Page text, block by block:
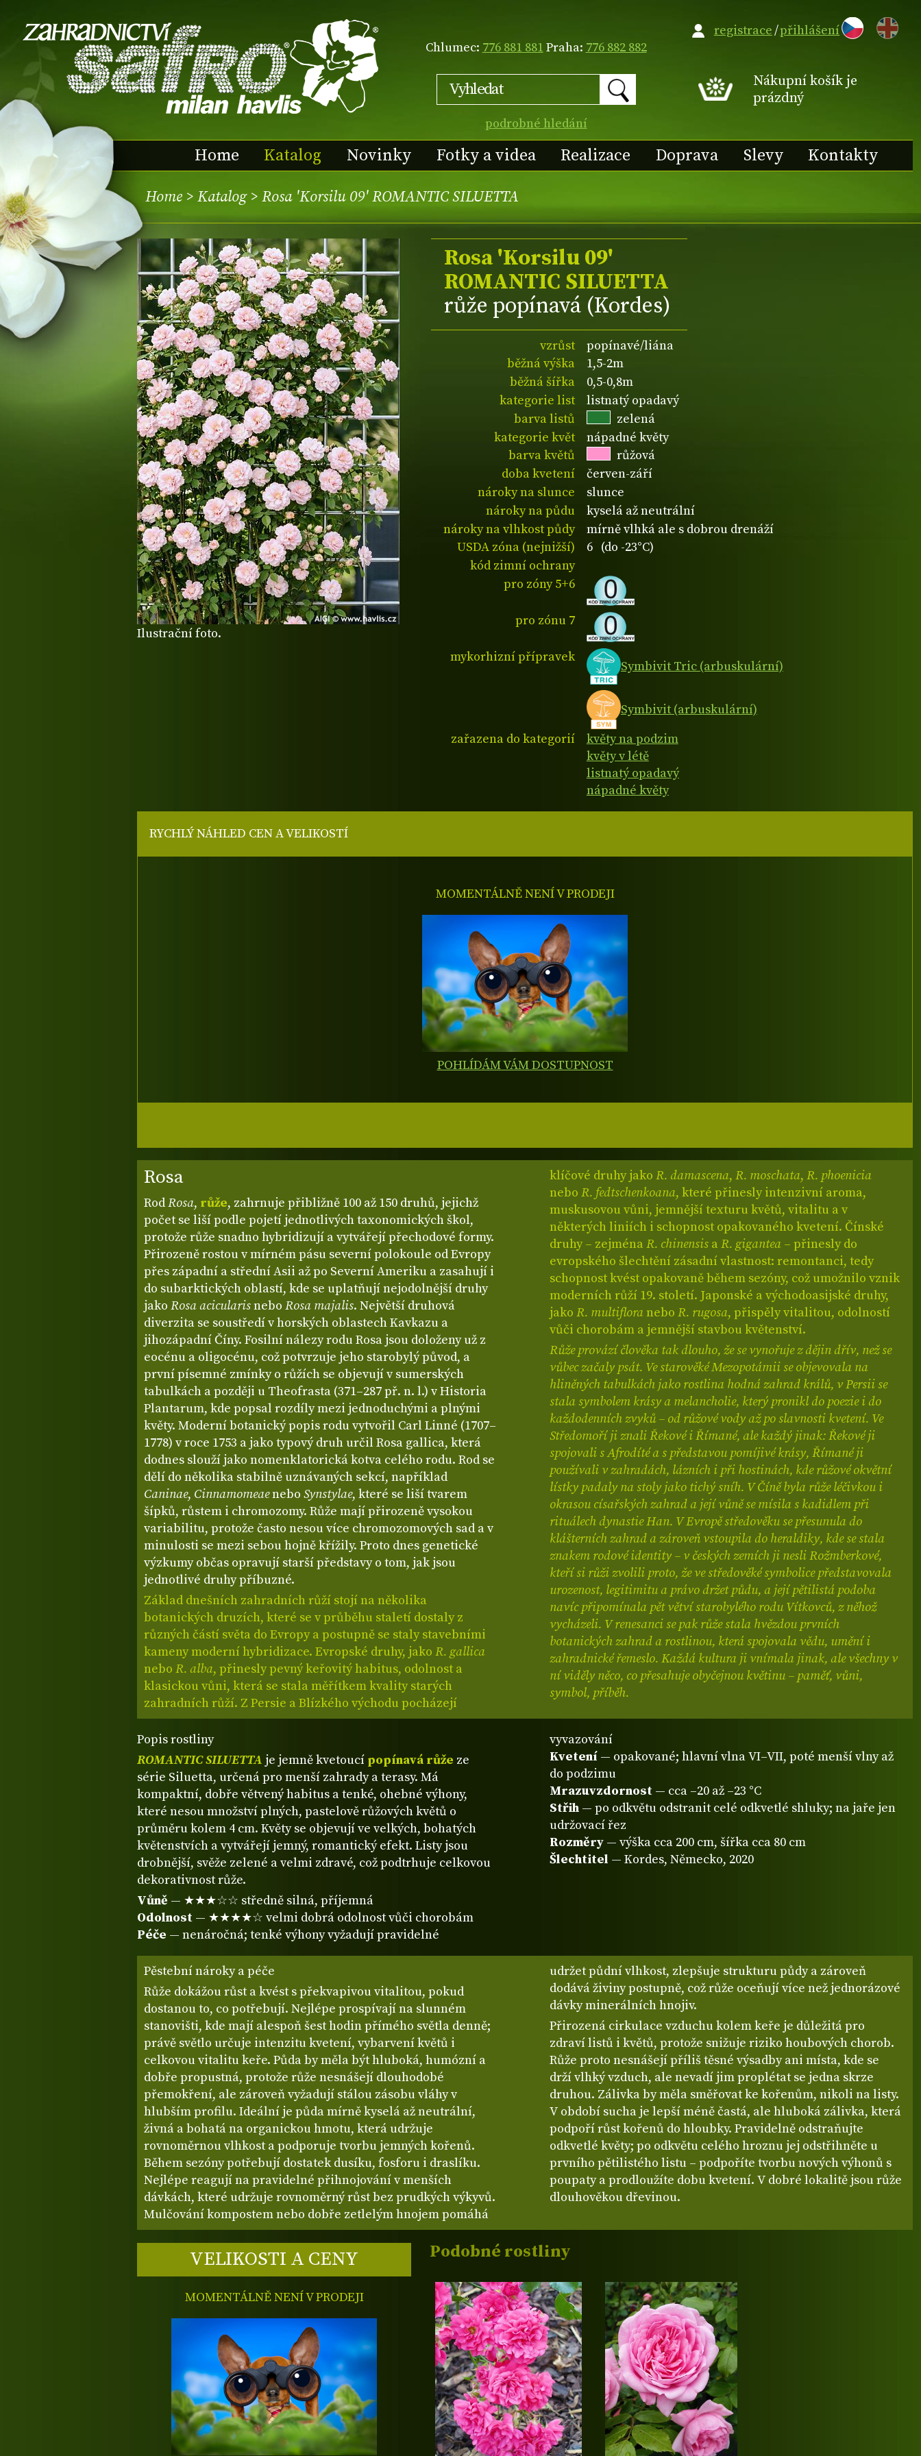
Chlumec: 776 881 881Praha: 776 882 882
podrobné hledání
EN
Nákupní košík je
prázdný
Home Katalog Novinky Fotky a videa Realizace Doprava Slevy Kontakty
registrace/přihlášení
Home > Katalog> Rosa 'Korsilu 09' ROMANTIC SILUETTA
Ilustrační foto.
Rosa 'Korsilu 09'
ROMANTIC SILUETTA
růže popínavá (Kordes)
vzrůst
popínavé/liána
běžná výška
1,5-2m
běžná šířka
0,5-0,8m
kategorie list
listnatý opadavý
barva listů
zelená
kategorie květ
nápadné květy
barva květů
růžová
doba kvetení
červen-září
nároky na slunce
slunce
nároky na půdu
kyselá až neutrální
nároky na vlhkost půdy
mírně vlhká ale s dobrou drenáží
USDA zóna (nejnižší)
6 (do -23°C)
kód zimní ochrany
pro zóny 5+6
pro zónu 7
mykorhizní přípravek
Symbivit Tric (arbuskulární)
Symbivit (arbuskulární)
zařazena do kategorií
květy na podzim
květy v létě
listnatý opadavý
nápadné květy
Rosa
RodRosa, růže, zahrnuje přibližně 100 až 150 druhů, jejichž
počet se liší podle pojetí jednotlivých taxonomických škol,
protože růže snadno hybridizují a vytvářejí přechodové formy.
Přirozeně rostou v mírném pásu severní polokoule od Evropy
přes západní a střední Asii až po Severní Ameriku a zasahují i
do subarktických oblastí, kde se uplatňují nejodolnější druhy
jako Rosa acicularisnebo Rosa majalis. Největší druhová
diverzita se soustředí v horských oblastech Kavkazu a
jihozápadní Číny. Fosilní nálezy rodu Rosa jsou doloženy už z
eocénu a oligocénu, což potvrzuje jeho starobylý původ, a
první písemné zmínky o růžích se objevují v sumerských
tabulkách a později u Theofrasta (371–287 př. n. l.) v Historia
Plantarum, kde popsal rozdíly mezi jednoduchými a plnými
květy. Moderní botanický popis rodu vytvořil Carl Linné (1707–
1778) v roce 1753 a jako typový druh určil Rosa gallica, která
dodnes slouží jako nomenklatorická kotva celého rodu. Rod se
dělí do několika stabilně uznávaných sekcí, například
Caninae, Cinnamomeaenebo Synstylae, které se liší tvarem
šípků, růstem i chromozomy. Růže mají přirozeně vysokou
variabilitu, protože často nesou více chromozomových sad a v
minulosti se mezi sebou hojně křížily. Proto dnes genetické
výzkumy občas opravují starší představy o tom, jak jsou
jednotlivé druhy příbuzné.
Základ dnešních zahradních růží stojí na několika
botanických druzích, které se v průběhu staletí dostaly z
různých částí světa do Evropy a postupně se staly stavebními
kameny moderní hybridizace. Evropské druhy, jako R. gallica
nebo R. alba, přinesly pevný keřovitý habitus, odolnost a
klasickou vůni, která se stala měřítkem kvality starých
zahradních růží. Z Persie a Blízkého východu pocházejí
klíčové druhy jakoR. damascena,R. moschata,R. phoenicia
neboR. fedtschenkoana, které přinesly intenzivní aroma,
muskusovou vůni, jemnější texturu květů, vitalitu a v
některých liniích i schopnost opakovaného kvetení. Čínské
druhy – zejménaR. chinensis aR. gigantea – přinesly do
evropského šlechtění zásadní vlastnost: remontanci, tedy
schopnost kvést opakovaně během sezóny, což umožnilo vznik
moderních růží 19. století. Japonské a východoasijské druhy,
jakoR. multifloraneboR. rugosa, přispěly vitalitou, odolností
vůči chorobám a jemnější stavbou květenství.
Růže provází člověka tak dlouho, že se vynořuje z dějin dřív, než se
vůbec začaly psát. Ve starověké Mezopotámii se objevovala na
hliněných tabulkách jako rostlina hodná zahrad králů, v Persii se
stala symbolem krásy a melancholie, který pronikl do poezie i do
každodenních zvyků – od růžové vody až po slavnosti kvetení. Ve
Středomoří ji znali Řekové i Římané, ale každý jinak: Řekové ji
spojovali s Afrodíté a s představou pomíjivé krásy, Římané ji
používali v zahradách, lázních i při hostinách, kde růžové okvětní
lístky padaly na stoly jako tichý sníh. V Číně byla růže léčivkou i
okrasou císařských zahrad a její vůně se mísila s kadidlem při
rituálech dynastie Han. V Evropě středověku se přesunula do
klášterních zahrad a zároveň vstoupila do heraldiky, kde se stala
znakem rodové identity – v českých zemích ji nesli Rožmberkové,
kteří si růži zvolili proto, že ve středověké symbolice představovala
urozenost, legitimitu a právo držet půdu, a její pětilistá podoba
navíc připomínala pět větví starobylého rodu Vítkovců, z něhož
vycházeli. V renesanci se pak růže stala hvězdou prvních
botanických zahrad a rostlinou, která spojovala vědu, umění i
zahradnické řemeslo. Každá kultura ji vnímala jinak, ale všechny v
ní viděly něco, co přesahuje obyčejnou květinu – paměť, vůni,
symbol, příběh.
Popis rostliny
ROMANTIC SILUETTA je jemně kvetoucí popínavá růže ze
série Siluetta, určená pro menší zahrady a terasy. Má
kompaktní, dobře větvený habitus a tenké, ohebné výhony,
které nesou množství plných, pastelově růžových květů o
průměru kolem 4 cm. Květy se objevují ve velkých, bohatých
květenstvích a vytvářejí jemný, romantický efekt. Listy jsou
drobnější, svěže zelené a velmi zdravé, což podtrhuje celkovou
dekorativnost růže.
Vůně — ★★★☆☆ středně silná, příjemná
Odolnost — ★★★★☆ velmi dobrá odolnost vůči chorobám
Péče — nenáročná; tenké výhony vyžadují pravidelné
vyvazování
Kvetení — opakované; hlavní vlna VI–VII, poté menší vlny až
do podzimu
Mrazuvzdornost — cca –20 až –23 °C
Střih — po odkvětu odstranit celé odkvetlé shluky; na jaře jen
udržovací řez
Rozměry — výška cca 200 cm, šířka cca 80 cm
Šlechtitel — Kordes, Německo, 2020
Pěstební nároky a péče
Růže dokážou růst a kvést s překvapivou vitalitou, pokud
dostanou to, co potřebují. Nejlépe prospívají na slunném
stanovišti, kde mají alespoň šest hodin přímého světla denně;
právě světlo určuje intenzitu kvetení, vybarvení květů i
celkovou vitalitu keře. Půda by měla být hluboká, humózní a
dobře propustná, protože růže nesnášejí dlouhodobé
přemokření, ale zároveň vyžadují stálou zásobu vláhy v
hlubším profilu. Ideální je půda mírně kyselá až neutrální,
živná a bohatá na organickou hmotu, která udržuje
rovnoměrnou vlhkost a podporuje tvorbu jemných kořenů.
Během sezóny potřebují dostatek dusíku, fosforu i draslíku.
Nejlépe reagují na pravidelné přihnojování v menších
dávkách, které udržuje rovnoměrný růst bez prudkých výkyvů.
Mulčování kompostem nebo dobře zetlelým hnojem pomáhá
udržet půdní vlhkost, zlepšuje strukturu půdy a zároveň
dodává živiny postupně, což růže oceňují více než jednorázové
dávky minerálních hnojiv.
Přirozená cirkulace vzduchu kolem keře je důležitá pro
zdraví listů i květů, protože snižuje riziko houbových chorob.
Růže proto nesnášejí příliš těsné výsadby ani místa, kde se
drží vlhký vzduch, ale nevadí jim proplétat se jedna skrze
druhou. Zálivka by měla směřovat ke kořenům, nikoli na listy.
V období sucha je lepší méně častá, ale hluboká zálivka, která
podpoří růst kořenů do hloubky. Pravidelně odstraňujte
odkvetlé květy; po odkvětu celého hroznu jej odstřihněte u
prvního pětilistého listu – podpoříte tvorbu nových výhonů s
poupaty a prodloužíte dobu kvetení. V dobré lokalitě jsou růže
dlouhověkou dřevinou.
VELIKOSTI A CENY
MOMENTÁLNĚ NENÍ V PRODEJI
RYCHLÝ NÁHLED CEN A VELIKOSTÍ
MOMENTÁLNĚ NENÍ V PRODEJI
POHLÍDÁM VÁM DOSTUPNOST
Podobné rostliny